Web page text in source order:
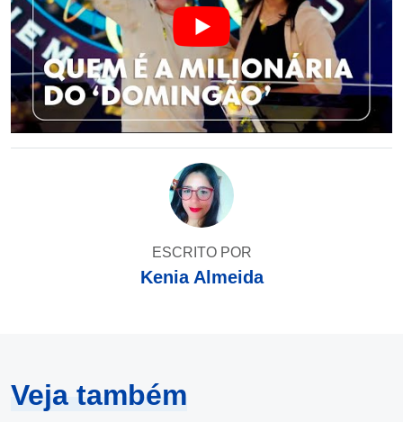
ESCRITO POR
Kenia Almeida
Veja também